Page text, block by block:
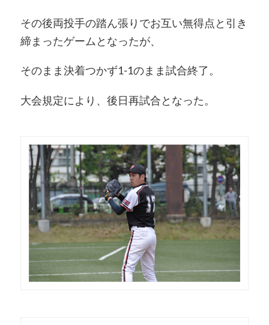
その後両投手の踏ん張りでお互い無得点と引き
締まったゲームとなったが、
そのまま決着つかず1-1のまま試合終了。
大会規定により、後日再試合となった。